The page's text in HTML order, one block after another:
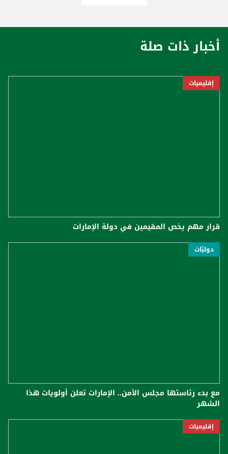
أخبار ذات صلة
إقليميات
قرار مهم يخص المقيمين في دولة الإمارات
دوليّات
مع بدء رئاستها مجلس الأمن.. الإمارات تعلن أولويات هذا
الشهر
إقليميات